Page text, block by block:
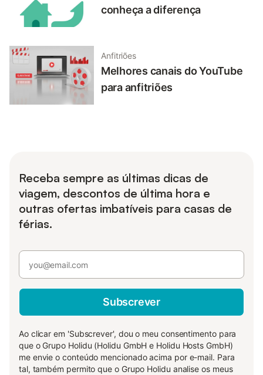
conheça a diferença
Anfitriões
Melhores canais do YouTube
para anfitriões
Receba sempre as últimas dicas de
viagem, descontos de última hora e
outras ofertas imbatíveis para casas de
férias.
Subscrever
Ao clicar em 'Subscrever', dou o meu consentimento para
que o Grupo Holidu (Holidu GmbH e Holidu Hosts GmbH)
me envie o conteúdo mencionado acima por e-mail. Para
tal, também permito que o Grupo Holidu analise os meus